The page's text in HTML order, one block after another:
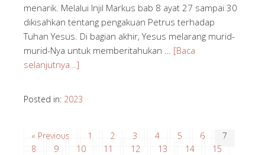
menarik. Melalui Injil Markus bab 8 ayat 27 sampai 30
dikisahkan tentang pengakuan Petrus terhadap
Tuhan Yesus. Di bagian akhir, Yesus melarang murid-
murid-Nya untuk memberitahukan … [Baca
selanjutnya…]
Posted in: 2023
« Previous 1 2 3 4 5 6
7
8
9 10 11 12 13 14
15